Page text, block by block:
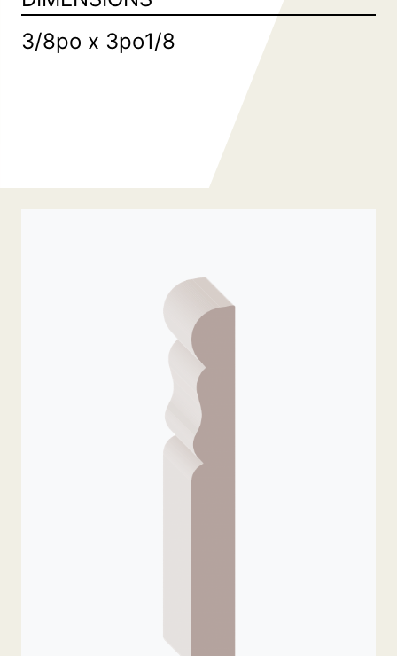
Commande spéciale
3/8po x 3po1/8